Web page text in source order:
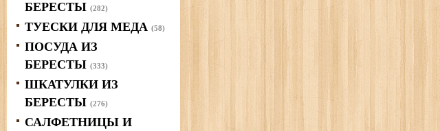
БЕРЕСТЫ (282)
ТУЕСКИ ДЛЯ МЕДА (58)
ПОСУДА ИЗ
БЕРЕСТЫ (333)
ШКАТУЛКИ ИЗ
БЕРЕСТЫ (276)
САЛФЕТНИЦЫ И